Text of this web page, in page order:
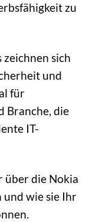
zu
sich
und
für
Branche, die
IT-
über die Nokia
und wie sie Ihr